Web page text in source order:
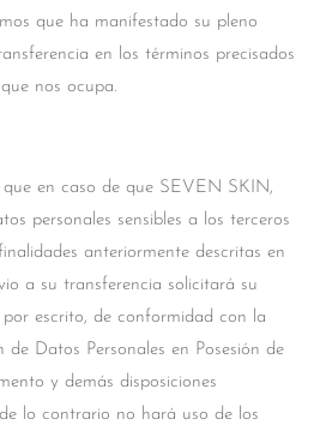
que ha manifestado su pleno
en los términos precisados
nos ocupa.
en caso de que SEVEN SKIN,
personales sensibles a los terceros
anteriormente descritas en
a su transferencia solicitará su
escrito, de conformidad con la
de Datos Personales en Posesión de
y demás disposiciones
lo contrario no hará uso de los